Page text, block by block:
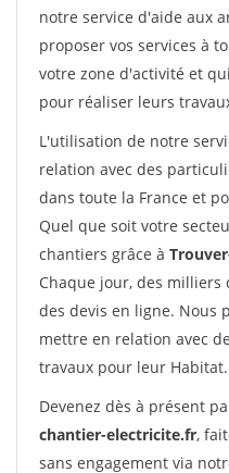
notre service d'aide aux
proposer vos services à
votre zone d'activité et
pour réaliser leurs
L'utilisation de notre
relation avec des
dans toute la France et
Quel que soit votre
chantiers grâce à
Chaque jour, des
des devis en ligne. Nous
mettre en relation avec
travaux pour leur Habitat.
Devenez dès à présent
chantier-electricite.fr,
sans engagement via